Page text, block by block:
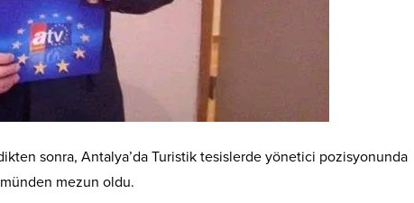
sonra, Antalya’da Turistik tesislerde yönetici pozisyonunda
mezun oldu.